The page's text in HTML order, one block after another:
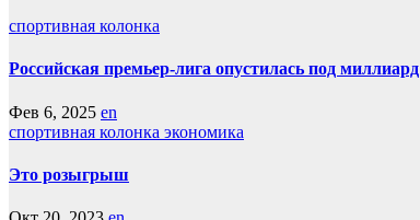
спортивная колонка
Российская премьер-лига опустилась под миллиард
Фев 6, 2025 en
спортивная колонка экономика
Это розыгрыш